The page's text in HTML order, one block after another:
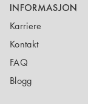
INFORMASJON
Karriere
Kontakt
FAQ
Blogg